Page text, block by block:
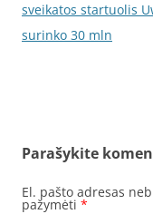
navigacija
sveikatos startuolis
surinko 30 mln
Parašykite
El. pašto adresas
pažymėti *